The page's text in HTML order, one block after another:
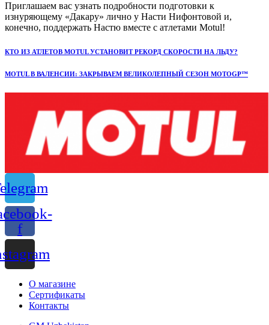
Приглашаем вас узнать подробности подготовки к
изнуряющему «Дакару» лично у Насти Нифонтовой и,
конечно, поддержать Настю вместе с атлетами Motul!
КТО ИЗ АТЛЕТОВ MOTUL УСТАНОВИТ РЕКОРД СКОРОСТИ НА ЛЬДУ?
MOTUL В ВАЛЕНСИИ: ЗАКРЫВАЕМ ВЕЛИКОЛЕПНЫЙ СЕЗОН MOTOGP™
f
О магазине
Сертификаты
Контакты